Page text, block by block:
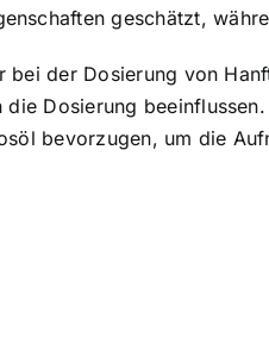
geschätzt,
bei der Dosierung von
Dosierung
bevorzugen, um die